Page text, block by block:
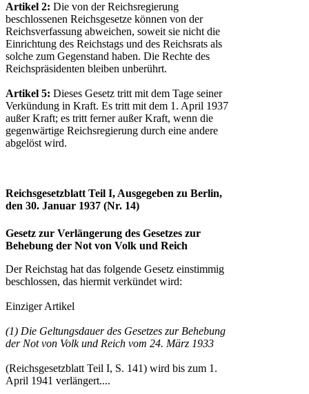
Artikel 2: Die von der Reichsregierung
beschlossenen Reichsgesetze können von der
Reichsverfassung abweichen, soweit sie nicht die
Einrichtung des Reichstags und des Reichsrats als
solche zum Gegenstand haben. Die Rechte des
Reichspräsidenten bleiben unberührt.
Artikel 5: Dieses Gesetz tritt mit dem Tage seiner
Verkündung in Kraft. Es tritt mit dem 1. April 1937
außer Kraft; es tritt ferner außer Kraft, wenn die
gegenwärtige Reichsregierung durch eine andere
abgelöst wird.
Reichsgesetzblatt Teil I, Ausgegeben zu Berlin,
den 30. Januar 1937 (Nr. 14)
Gesetz zur Verlängerung des Gesetzes zur
Behebung der Not von Volk und Reich
Der Reichstag hat das folgende Gesetz einstimmig
beschlossen, das hiermit verkündet wird:
Einziger Artikel
(1) Die Geltungsdauer des Gesetzes zur Behebung
der Not von Volk und Reich vom 24. März 1933
(Reichsgesetzblatt Teil I, S. 141) wird bis zum 1.
April 1941 verlängert....